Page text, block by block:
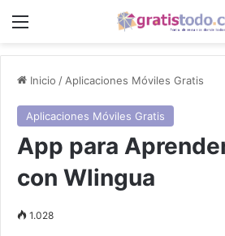
Menú
Inicio / Aplicaciones Móviles Gratis
Aplicaciones Móviles Gratis
App para
con Wlingua
1.028